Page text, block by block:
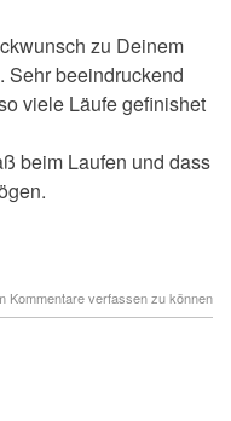
zu Deinem
beeindruckend
viele Läufe gefinishet
beim Laufen und dass
Kommentare verfassen zu können